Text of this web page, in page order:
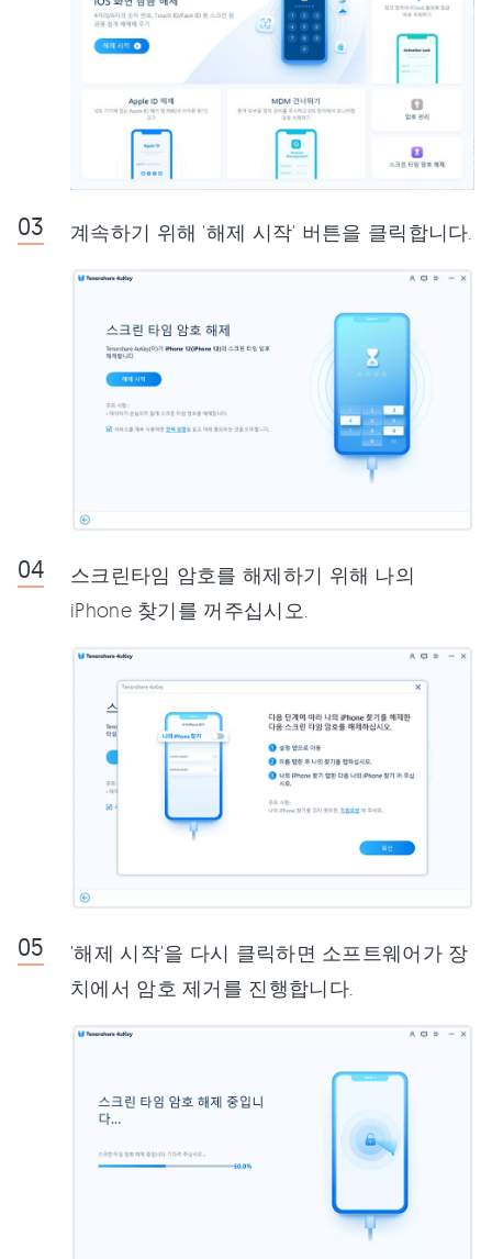
계속하기 위해 '해제 시작' 버튼을 클릭합니다.
스크린타임 암호를 해제하기 위해 나의
iPhone 찾기를 꺼주십시오.
'해제 시작'을 다시 클릭하면 소프트웨어가 장
치에서 암호 제거를 진행합니다.